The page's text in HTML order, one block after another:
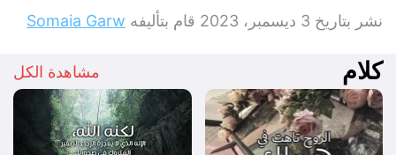
نشر بتاريخ 3 ديسمبر، 2023 قام بتأليفه Somaia Garw
كلام مشاهدة الكل